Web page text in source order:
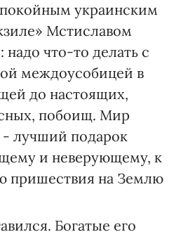
украинским
Мстиславом
что-то делать с
междоусобицей в
до настоящих,
побоищ. Мир
лучший подарок
и неверующему, к
пришествия на Землю
Богатые его